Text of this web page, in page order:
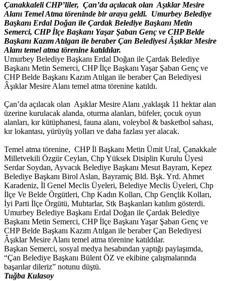
Çanakkaleli CHP’liler, Çan’da açılacak olan Aşıklar Mesire
Alanı Temel Atma töreninde bir araya geldi. Umurbey Belediye
Başkanı Erdal Doğan ile Çardak Belediye Başkanı Metin
Semerci, CHP İlçe Başkanı Yaşar Şaban Genç ve CHP Belde
Başkanı Kazım Atılgan ile beraber Çan Belediyesi Âşıklar Mesire
Alanı temel atma törenine katıldılar.
Umurbey Belediye Başkanı Erdal Doğan ile Çardak Belediye
Başkanı Metin Semerci, CHP İlçe Başkanı Yaşar Şaban Genç ve
CHP Belde Başkanı Kazım Atılgan ile beraber Çan Belediyesi
Âşıklar Mesire Alanı temel atma törenine katıldı.
Çan’da açılacak olan Aşıklar Mesire Alanı ,yaklaşık 11 hektar alan
üzerine kurulacak alanda, oturma alanları, büfeler, çocuk oyun
alanları, kır kütüphanesi, fauna alanı, voleybol & basketbol sahası,
kır lokantası, yürüyüş yolları ve daha fazlası yer alacak.
Temel atma törenine, CHP İl Başkanı Metin Ümit Ural, Çanakkale
Milletvekili Özgür Ceylan, Chp Yüksek Disiplin Kurulu Üyesi
Serdar Soydan, Ayvacık Belediye Başkanı Mesut Bayram, Kepez
Belediye Başkanı Birol Aslan, Bayramiç Bld. Bşk. Yrd. Ahmet
Karadeniz, İl Genel Meclis Üyeleri, Belediye Meclis Üyeleri, Chp
İlçe Ve Belde Örgütleri, Chp Kadın Kolları, Chp Gençlik Kolları,
İyi Parti İlçe Örgütü, Muhtarlar, Stk Başkanları katılım gösterdi.
Umurbey Belediye Başkanı Erdal Doğan ile Çardak Belediye
Başkanı Metin Semerci, CHP İlçe Başkanı Yaşar Şaban Genç ve
CHP Belde Başkanı Kazım Atılgan ile beraber Çan Belediyesi
Âşıklar Mesire Alanı temel atma törenine katıldılar.
Başkan Semerci, sosyal medya hesabından yaptığı paylaşımda,
“Çan Belediye Başkanı Bülent ÖZ ve ekibine çalışmalarında
başarılar dileriz” notunu düştü.
Tuğba Kulasoy